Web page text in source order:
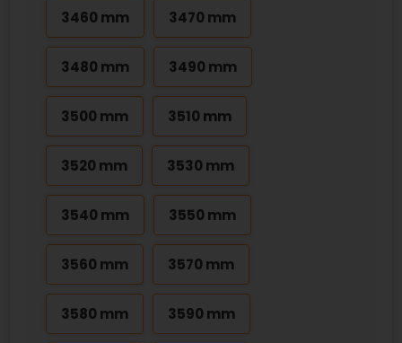
3460 mm 3470 mm
3480 mm 3490 mm
3500 mm 3510 mm
3520 mm 3530 mm
3540 mm 3550 mm
3560 mm 3570 mm
3580 mm 3590 mm